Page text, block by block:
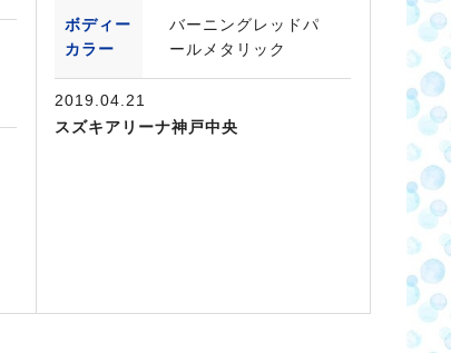
ボディー
カラー
バーニングレッドパ
ールメタリック
2019.04.21
スズキアリーナ神戸中央